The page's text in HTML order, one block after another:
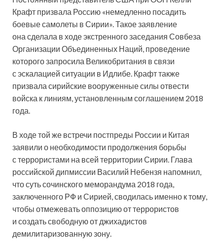
Крафт призвала Россию «немедленно посадить
боевые самолеты в Сирии». Такое заявление
она сделала в ходе экстренного заседания Совбеза
Организации Объединенных Наций, проведение
которого запросила Великобритания в связи
с эскалацией ситуации в Идлибе. Крафт также
призвала сирийские вооруженные силы отвести
войска к линиям, установленным соглашением 2018
года.
В ходе той же встречи постпреды России и Китая
заявили о необходимости продолжения борьбы
с террористами на всей территории Сирии. Глава
российской дипмиссии Василий Небензя напомнил,
что суть сочинского меморандума 2018 года,
заключенного РФ и Сирией, сводилась именно к тому,
чтобы отмежевать оппозицию от террористов
и создать свободную от джихадистов
демилитаризованную зону.